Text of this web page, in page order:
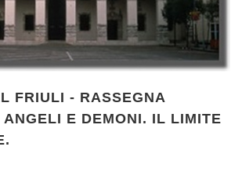
FRIULI - RASSEGNA
E DEMONI. IL LIMITE